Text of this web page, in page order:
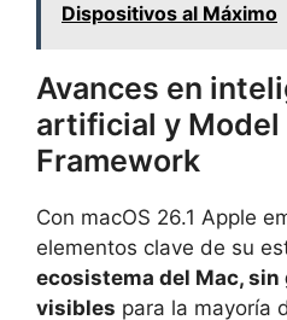
Dispositivos al Máximo
Avances en
artificial y
Framework
Con macOS 26.1 Apple
elementos clave de su
ecosistema del Mac,
visibles para la mayoría